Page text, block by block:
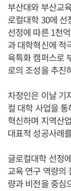
부산대와 부산교
로컬대학 30에
선정에 따른 1천
과 대학혁신에 적
육특화 캠퍼스로
로의 조성을 추진
차정인은 이날 기
컬 대학 사업을
혁신하며 지역산
대표적 성공사례
글로컬대학 선정
교육 연구 역량의
량과 비전을 중심